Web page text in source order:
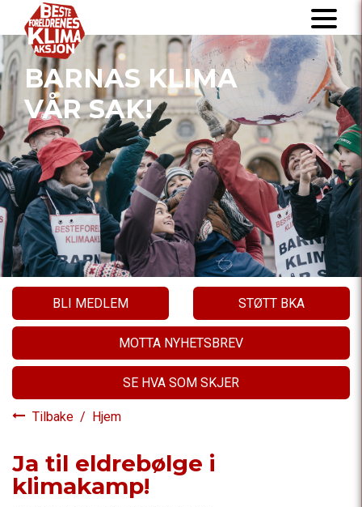
BARNAS KLIMA
VÅR SAK!
BLI MEDLEM STØTT BKA
MOTTA NYHETSBREV
SE HVA SOM SKJER
Tilbake / Hjem
Ja til eldrebølge i
klimakamp!